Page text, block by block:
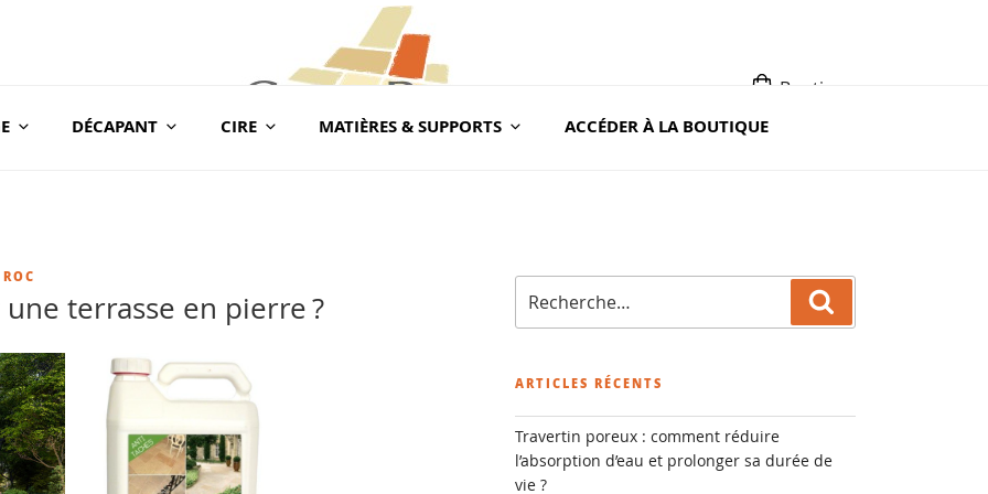
Boutique
DÉCAPANT CIRE MATIÈRES & SUPPORTS ACCÉDER À LA BOUTIQUE
terrasse en pierre ?
pour
:
ARTICLES RÉCENTS
Travertin poreux : comment réduire
l’absorption d’eau et prolonger sa durée de
vie ?